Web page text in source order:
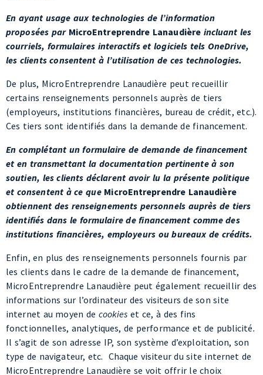
les clients consentent à l’utilisation de ces technologies.
De plus, MicroEntreprendre Lanaudière peut recueillir
certains renseignements personnels auprès de tiers
Ces tiers sont identifiés dans la demande de financement.
En complétant un formulaire de demande de financement
et en transmettant la documentation pertinente à son
et consentent à ce que MicroEntreprendre Lanaudière
obtiennent des renseignements personnels auprès de tiers
identifiés dans le formulaire de financement comme des
institutions financières, employeurs ou bureaux de crédits.
Enfin, en plus des renseignements personnels fournis par
les clients dans le cadre de la demande de financement,
informations sur l’ordinateur des visiteurs de son site
internet au moyen decookies et ce, à des fins
fonctionnelles, analytiques, de performance et de publicité.
Il s’agit de son adresse IP, son système d’exploitation, son
type de navigateur, etc. Chaque visiteur du site internet de
MicroEntreprendre Lanaudière se voit offrir le choix
d’accepter ou de refuser cescookies,à l’exception de ceux
nécessaires au fonctionnement du site internet.